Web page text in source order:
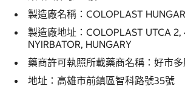
製造廠名稱：COLOPLAST
製造廠地址：COLOPLAST UTCA
NYIRBATOR, HUNGARY
藥商許可執照所載藥商名稱：好市
地址：高雄市前鎮區智科路號35號